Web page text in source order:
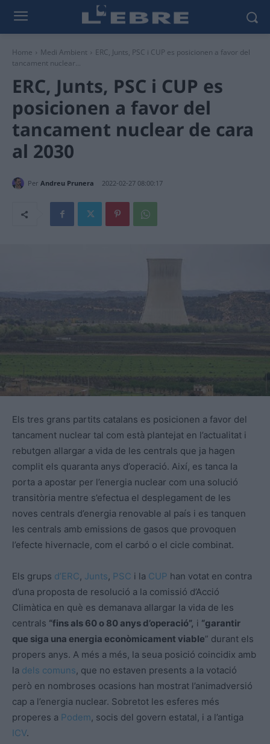
Home Medi Ambient
ERC, Junts, PSC i CUP es posicionen a favor del
tancament nuclear...
ERC, Junts, PSC i CUP es
posicionen a favor del
tancament nuclear de cara
al 2030
Per Andreu Prunera 2022-02-27 08:00:17
Els tres grans partits catalans es posicionen a favor del
tancament nuclear tal com està plantejat en l’actualitat i
rebutgen allargar a vida de les centrals que ja hagen
complit els quaranta anys d’operació. Així, es tanca la
porta a apostar per l’energia nuclear com una solució
transitòria mentre s’efectua el desplegament de les
noves centrals d’energia renovable al país i es tanquen
les centrals amb emissions de gasos que provoquen
l’efecte hivernacle, com el carbó o el cicle combinat.
Els grups d’ERC, Junts, PSC i la CUP han votat en contra
d’una proposta de resolució a la comissió d’Acció
Climàtica en què es demanava allargar la vida de les
centrals “fins als 60 o 80 anys d’operació”, i “garantir
que siga una energia econòmicament viable” durant els
propers anys. A més a més, la seua posició coincidix amb
la dels comuns, que no estaven presents a la votació
però en nombroses ocasions han mostrat l’animadversió
cap a l’energia nuclear. Sobretot les esferes més
properes a Podem, socis del govern estatal, i a l’antiga
ICV.